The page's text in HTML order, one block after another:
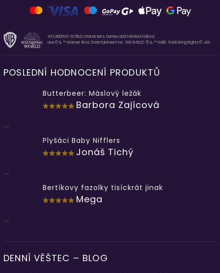
WIZARDING WORLD characters, names and related indicia
are © & ™ Warner Bros. Entertainment Inc. WB SHIELD: © & ™ WBEI. Publishing Rights © JKR.
POSLEDNÍ HODNOCENÍ PRODUKTŮ
Butterbeer: Máslový ležák
Barbora Zajícová
...
Plyšáci Baby Nifflers
Jonáš Tichý
...
Bertíkovy fazolky tisíckrát jinak
Mega
...
DENNÍ VĚŠTEC – BLOG